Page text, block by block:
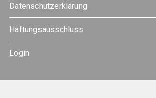
Datenschutzerklärung
Haftungsausschluss
Login